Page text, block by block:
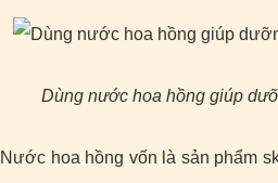
Dùng nước hoa hồng giúp
Nước hoa hồng vốn là sản phẩm